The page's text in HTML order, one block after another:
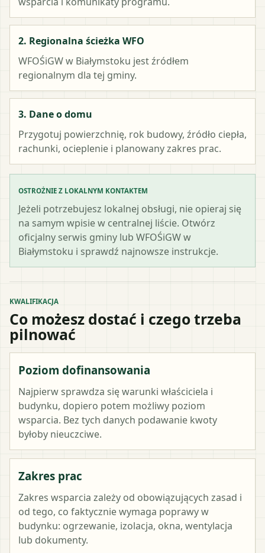
2. Regionalna ścieżka WFO
WFOŚiGW w Białymstoku jest źródłem
regionalnym dla tej gminy.
3. Dane o domu
Przygotuj powierzchnię, rok budowy, źródło ciepła,
rachunki, ocieplenie i planowany zakres prac.
OSTROŻNIE Z LOKALNYM KONTAKTEM
Jeżeli potrzebujesz lokalnej obsługi, nie opieraj się
na samym wpisie w centralnej liście. Otwórz
oficjalny serwis gminy lub WFOŚiGW w
Białymstoku i sprawdź najnowsze instrukcje.
KWALIFIKACJA
Co możesz dostać i czego trzeba
pilnować
Poziom dofinansowania
Najpierw sprawdza się warunki właściciela i
budynku, dopiero potem możliwy poziom
wsparcia. Bez tych danych podawanie kwoty
byłoby nieuczciwe.
Zakres prac
Zakres wsparcia zależy od obowiązujących zasad i
od tego, co faktycznie wymaga poprawy w
budynku: ogrzewanie, izolacja, okna, wentylacja
lub dokumenty.